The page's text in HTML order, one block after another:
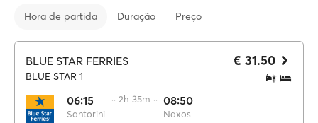
Hora de partida Duração Preço
BLUE STAR FERRIES
BLUE STAR 1
06:15
Santorini
·· 2h 35m ·· 08:50
Naxos
€ 31.50